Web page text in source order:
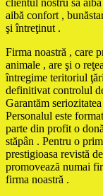
aibă confort ,
şi întreţinut .
Firma noastră , care
animale , are şi o
întregime teritoriul
definitivat controlul
Garantăm
Personalul este
parte din profit o
stăpân . Pentru o
prestigioasa revistă
promovează numai
firma noastră .